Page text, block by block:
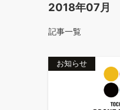
2018年07月
記事一覧
お知らせ